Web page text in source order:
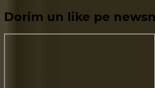
Dorim un like pe